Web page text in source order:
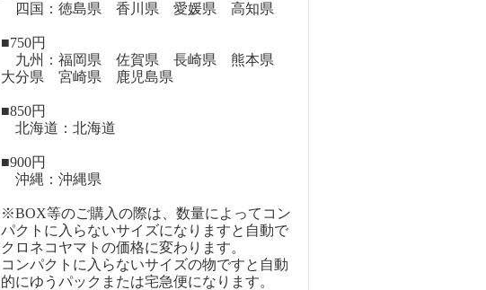
四国：徳島県 香川県 愛媛県 高知県
■750円
九州：福岡県 佐賀県 長崎県 熊本県
大分県 宮崎県 鹿児島県
■850円
北海道：北海道
■900円
沖縄：沖縄県
※BOX等のご購入の際は、数量によってコン
パクトに入らないサイズになりますと自動で
クロネコヤマトの価格に変わります。
コンパクトに入らないサイズの物ですと自動
的にゆうパックまたは宅急便になります。